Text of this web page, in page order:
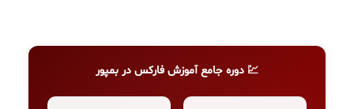
💹 دوره جامع آموزش فارکس در بمپور